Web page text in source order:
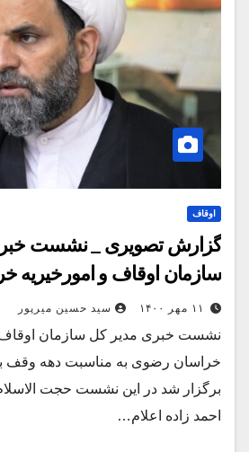
اوقاف
گزارش تصویری _ نشست
سازمان اوقاف و امورخیریه
۱۱ مهر ۱۴۰۰ سید حسین میرپور
نشست خبری مدیر کل سازمان اوقاف
خراسان رضوی به مناسبت دهه وقف
برگزار شد در این نشست حجت
احمد زاده اعلام…